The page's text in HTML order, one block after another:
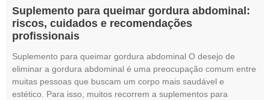
Suplemento para queimar gordura abdominal:
riscos, cuidados e recomendações
profissionais
Suplemento para queimar gordura abdominal O desejo de
eliminar a gordura abdominal é uma preocupação comum entre
muitas pessoas que buscam um corpo mais saudável e
estético. Para isso, muitos recorrem a suplementos para